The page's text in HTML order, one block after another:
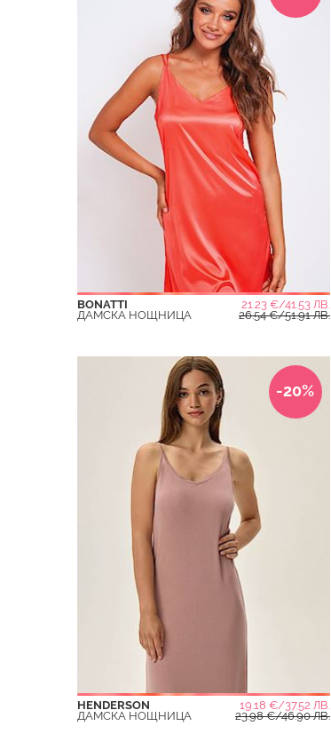
BONATTI
21.23 €/41.53 ЛВ.
ДАМСКА НОЩНИЦА
26.54 €/51.91 ЛВ.
-20%
HENDERSON
19.18 €/37.52 ЛВ.
ДАМСКА НОЩНИЦА
23.98 €/46.90 ЛВ.